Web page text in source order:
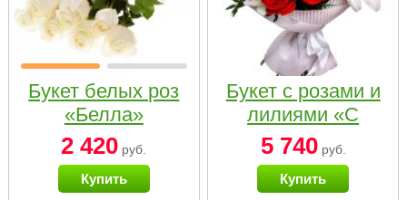
Букет белых роз
«Белла»
2 420 руб.
Купить
Букет с розами и
лилиями «С
наилучшими
пожеланиями»
5 740руб.
Купить